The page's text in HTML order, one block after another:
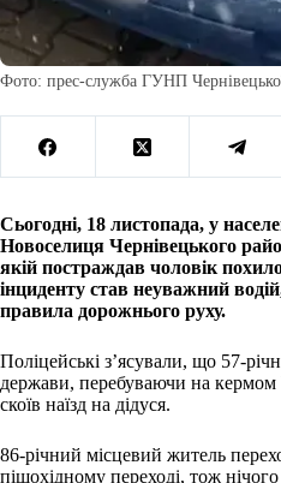
Фото: прес-служба ГУНП
Сьогодні, 18 листопада, у
Новоселиця Чернівецького
якій постраждав чоловік
інциденту став неуважний
правила дорожнього руху.
Поліцейські з’ясували, що 57-
держави, перебуваючи на кермом
скоїв наїзд на дідуся.
86-річний місцевий житель
пішохідному переході, тож